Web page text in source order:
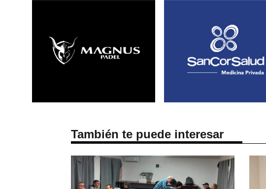
También te puede interesar